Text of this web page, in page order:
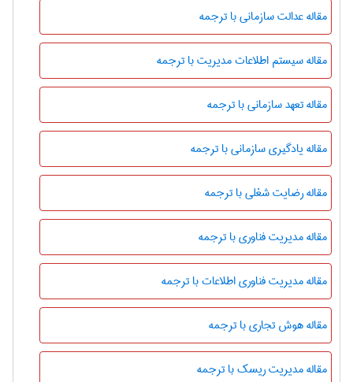
مقاله عدالت سازمانی با ترجمه
مقاله سیستم اطلاعات مدیریت با ترجمه
مقاله تعهد سازمانی با ترجمه
مقاله یادگیری سازمانی با ترجمه
مقاله رضایت شغلی با ترجمه
مقاله مدیریت فناوری با ترجمه
مقاله مدیریت فناوری اطلاعات با ترجمه
مقاله هوش تجاری با ترجمه
مقاله مدیریت ریسک با ترجمه